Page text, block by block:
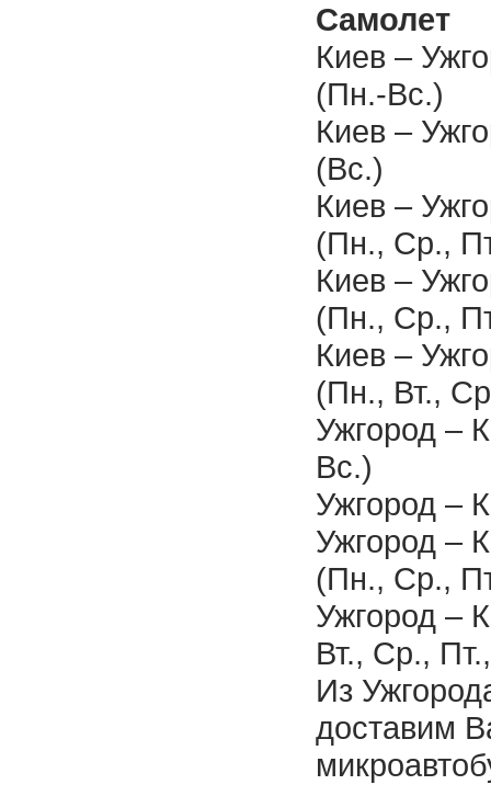
Самолет
Киев –
(Пн.-Вс.)
Киев –
(Вс.)
Киев –
(Пн., Ср.,
Киев –
(Пн., Ср.,
Киев –
(Пн., Вт.,
Ужгород –
Вс.)
Ужгород –
Ужгород –
(Пн., Ср.,
Ужгород –
Вт., Ср.,
Из
доставим